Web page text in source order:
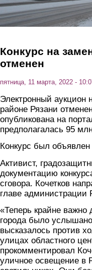
Конкурс на
отменен
пятница, 11 марта, 2022 -
Электронный аукцион
районе Рязани
опубликована на
предполагалась 95
Конкурс был
Активист,
документацию
сговора. Кочетков
главе администрации
«Теперь крайне
города было
высказалось против
улицах областного
прокомментировал
уличное освещение в